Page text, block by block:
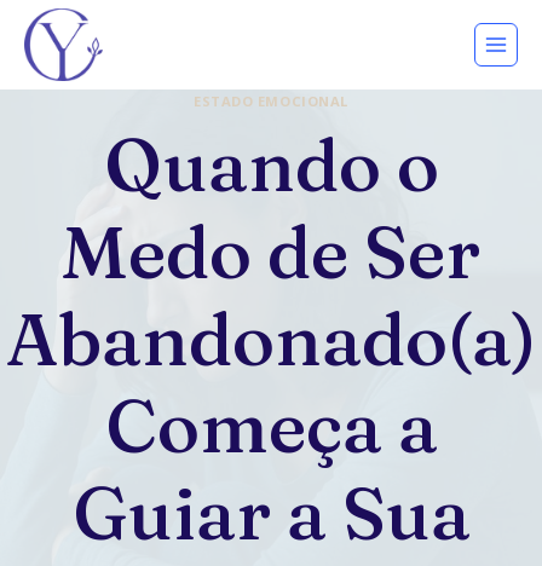
Pular
para
o
ESTADO EMOCIONAL
Quando o
Medo de Ser
Abandonado(a)
Começa a
Guiar a Sua